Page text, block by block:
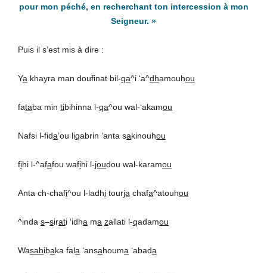
pour mon péché, en recherchant ton intercession à mon
Seigneur. »
Puis il s’est mis à dire :
Ya khayra man doufinat bil-qa^i ‘a^dhamouhou
fataba min tibihinna l-qa^ou wal-‘akamou
Nafsi l-fida’ou liqabrin ‘anta sakinouhou
fihi l-^afafou wafihi l-joudou wal-karamou
Anta ch-chafi^ou l-ladhi tourja chafa^atouhou
^inda s–sirati ‘idha ma zallati l-qadamou
Wasahibaka fala ‘ansahouma ‘abada